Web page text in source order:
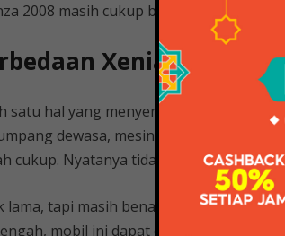
2008 masih cukup besar.
Xenia Dan
satu hal yang menyenangkan dari
dewasa, mesinnya irit dan
cukup. Nyatanya tidak seluas Toyota
lama, tapi masih benar. Untuk
mobil ini dapat diandalkan dan